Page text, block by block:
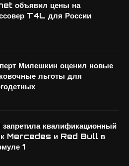
объявил цены на
T4L для России
Милешкин оценил новые
льготы для
квалификационный
Mercedes и Red Bull в
1